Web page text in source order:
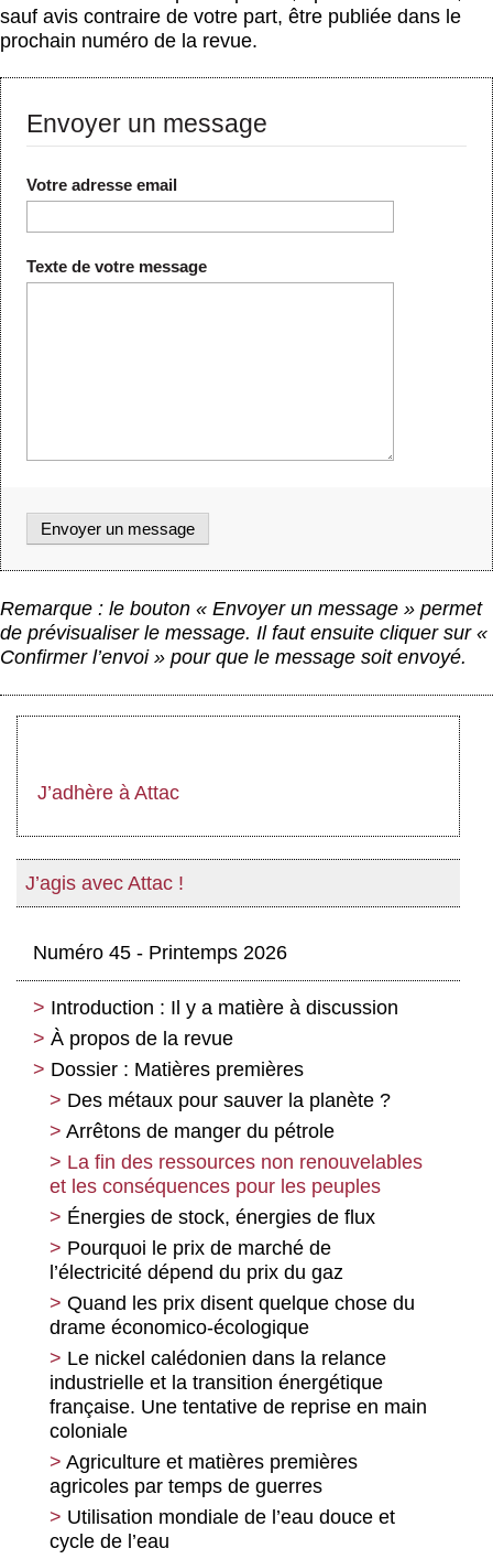
sauf avis contraire de votre part, être publiée dans le
prochain numéro de la revue.
Envoyer un message
Votre adresse email
Texte de votre message
Remarque : le bouton « Envoyer un message » permet
de prévisualiser le message. Il faut ensuite cliquer sur «
Confirmer l’envoi » pour que le message soit envoyé.
J’adhère à Attac
J’agis avec Attac !
Numéro 45 - Printemps 2026
Introduction : Il y a matière à discussion
À propos de la revue
Dossier : Matières premières
Des métaux pour sauver la planète ?
Arrêtons de manger du pétrole
La fin des ressources non renouvelables
et les conséquences pour les peuples
Énergies de stock, énergies de flux
Pourquoi le prix de marché de
l’électricité dépend du prix du gaz
Quand les prix disent quelque chose du
drame économico-écologique
Le nickel calédonien dans la relance
industrielle et la transition énergétique
française. Une tentative de reprise en main
coloniale
Agriculture et matières premières
agricoles par temps de guerres
Utilisation mondiale de l’eau douce et
cycle de l’eau